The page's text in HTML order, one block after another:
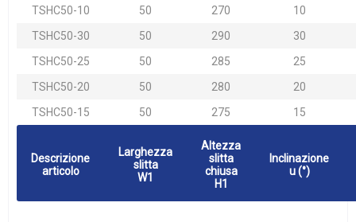
TSHC50-10 50 270
10
TSHC50-30
50 290
30
TSHC50-25
50 285
25
TSHC50-20
50 280
20
TSHC50-15
50 275 15
Descrizione
articolo
Larghezza
slitta
W1
Altezza
slitta
chiusa
H1
Inclinazione
u (°)